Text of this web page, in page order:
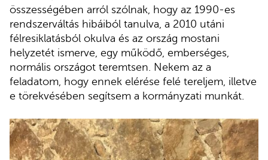
összességében arról szólnak, hogy az 1990-es
rendszerváltás hibáiból tanulva, a 2010 utáni
félresiklatásból okulva és az ország mostani
helyzetét ismerve, egy működő, emberséges,
normális országot teremtsen. Nekem az a
feladatom, hogy ennek elérése felé tereljem, illetve
e törekvésében segítsem a kormányzati munkát.